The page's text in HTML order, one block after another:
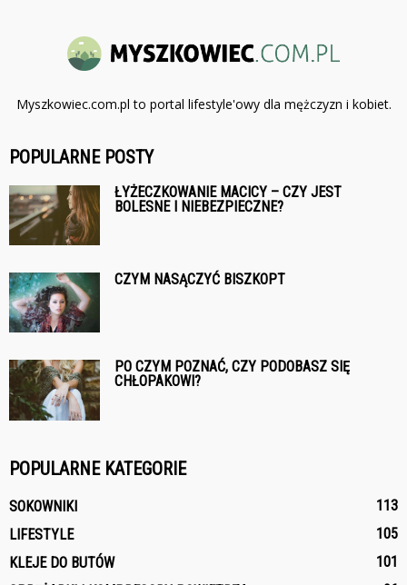
Myszkowiec.com.pl to portal lifestyle'owy dla mężczyzn i kobiet.
POPULARNE POSTY
ŁYŻECZKOWANIE MACICY – CZY JEST
BOLESNE I NIEBEZPIECZNE?
CZYM NASĄCZYĆ BISZKOPT
PO CZYM POZNAĆ, CZY PODOBASZ SIĘ
CHŁOPAKOWI?
POPULARNE KATEGORIE
SOKOWNIKI
113
LIFESTYLE
105
KLEJE DO BUTÓW
101